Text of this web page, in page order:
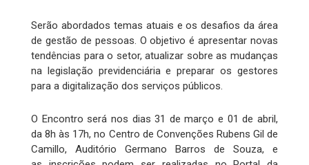
Serão abordados temas atuais e os desafios da área
de gestão de pessoas. O objetivo é apresentar novas
tendências para o setor, atualizar sobre as mudanças
na legislação previdenciária e preparar os gestores
para a digitalização dos serviços públicos.
O Encontro será nos dias 31 de março e 01 de abril,
da 8h às 17h, no Centro de Convenções Rubens Gil de
Camillo, Auditório Germano Barros de Souza, e